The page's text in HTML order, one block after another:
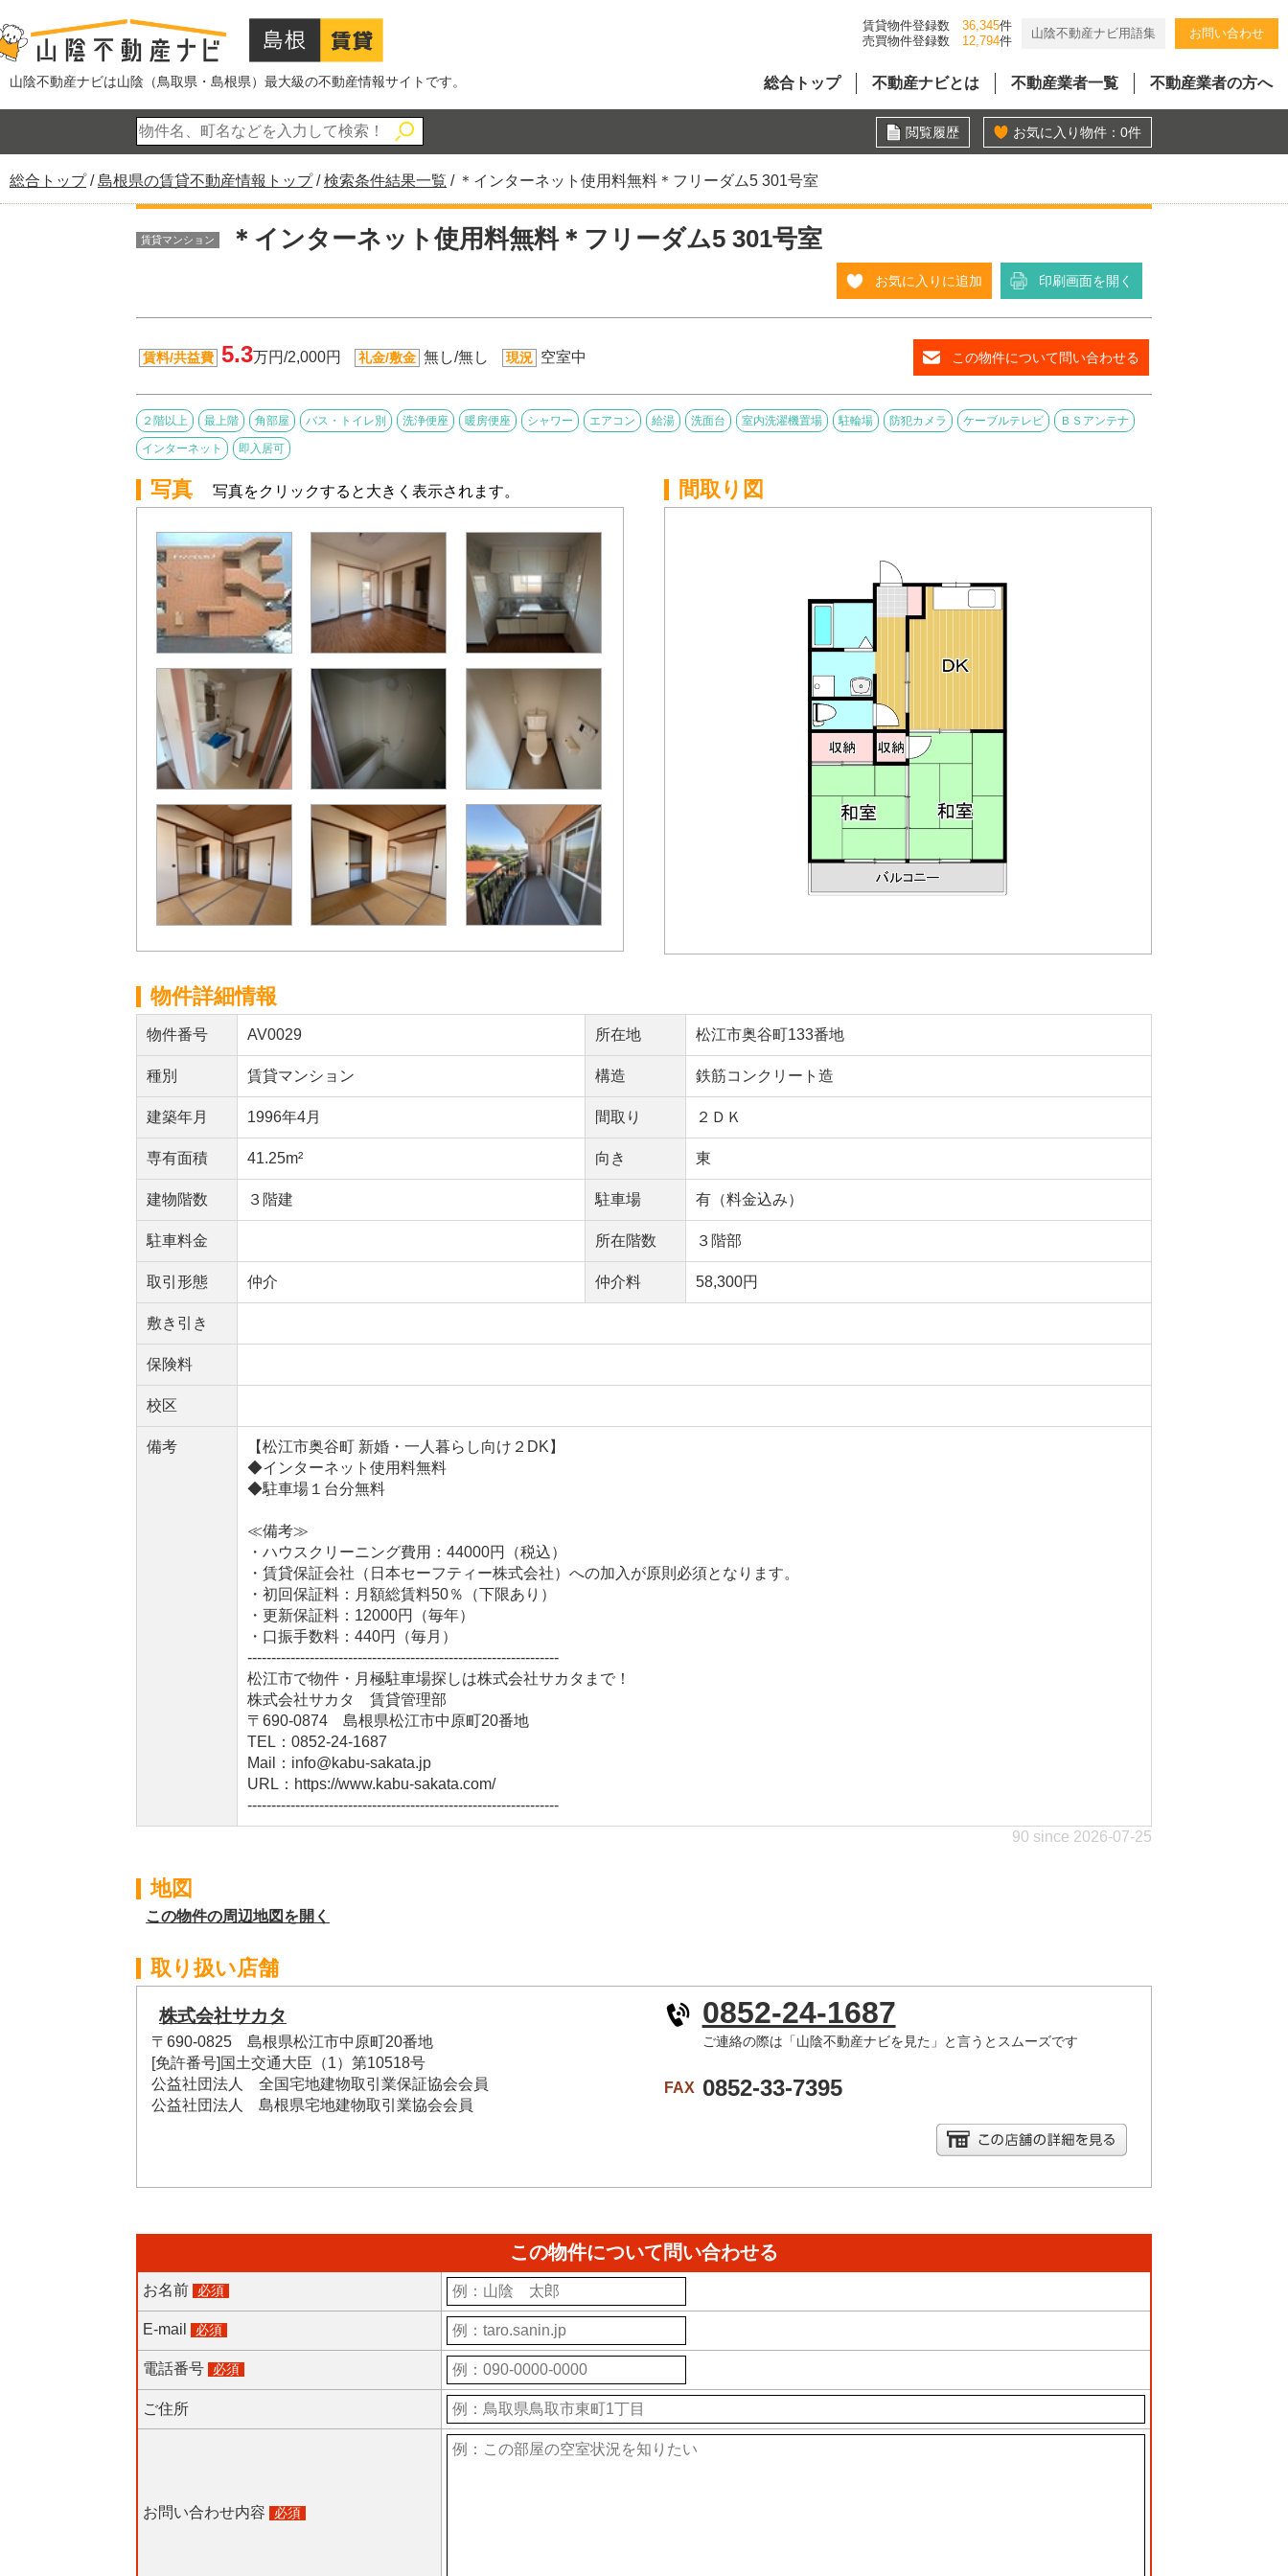
山陰不動産ナビは山陰（鳥取県・島根県）最大級の不動産情報サイトです。
賃貸物件登録数 36,345件
売買物件登録数
12,794件
山陰不動産ナビ用語集 お問い合わせ
総合トップ 不動産ナビとは 不動産業者一覧 不動産業者の方へ
閲覧履歴 お気に入り物件： 0件
現
在
総合トップ/島根県の賃貸不動産情報トップ/検索条件結果一覧 / ＊インターネット使用料無料＊フリーダム5 301号室
賃貸マンション ＊インターネット使用料無料＊フリーダム5 301号室
お気に入りに追加 印刷画面を開く
賃料/共益費 5.3万円/2,000円 礼金/敷金 無し/無し 現況 空室中 この物件について問い合わせる
２階以上 最上階 角部屋 バス・トイレ別 洗浄便座 暖房便座 シャワー エアコン 給湯 洗面台 室内洗濯機置場 駐輪場 防犯カメラ ケーブルテレビ ＢＳアンテナ
インターネット 即入居可
写真 写真をクリックすると大きく表示されます。 間取り図
物件詳細情報
物件番号 AV0029 所在地 松江市奥谷町133番地
種別 賃貸マンション 構造 鉄筋コンクリート造
建築年月 1996年4月 間取り ２ＤＫ
専有面積 41.25m² 向き 東
建物階数 ３階建 駐車場 有（料金込み）
駐車料金 所在階数 ３階部
取引形態 仲介 仲介料 58,300円
敷き引き
保険料
校区
備考
【松江市奥谷町 新婚・一人暮らし向け２DK】
◆インターネット使用料無料
◆駐車場１台分無料
≪備考≫
・ハウスクリーニング費用：44000円（税込）
・賃貸保証会社（日本セーフティー株式会社）への加入が原則必須となります。
・初回保証料：月額総賃料50％（下限あり）
・更新保証料：12000円（毎年）
・口振手数料：440円（毎月）
-----------------------------------------------------------------
松江市で物件・月極駐車場探しは株式会社サカタまで！
株式会社サカタ 賃貸管理部
〒690-0874 島根県松江市中原町20番地
TEL：0852-24-1687
Mail：info@kabu-sakata.jp
URL：https://www.kabu-sakata.com/
-----------------------------------------------------------------
90 since 2026-07-25
地図
この物件の周辺地図を開く
取り扱い店舗
株式会社サカタ
〒690-0825 島根県松江市中原町20番地
[免許番号]国土交通大臣（1）第10518号
公益社団法人 全国宅地建物取引業保証協会会員
公益社団法人 島根県宅地建物取引業協会会員
0852-24-1687
ご連絡の際は「山陰不動産ナビを見た」と言うとスムーズです
FAX 0852-33-7395